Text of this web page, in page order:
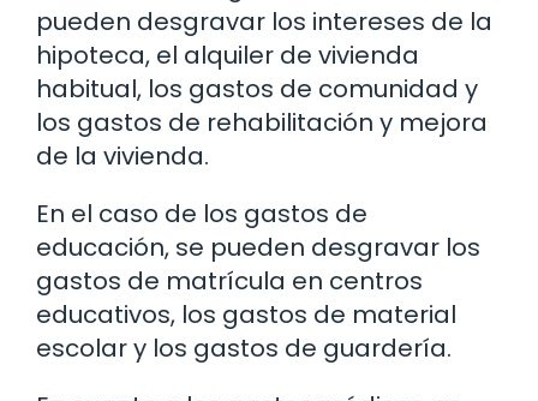
pueden desgravar los intereses de la
hipoteca, el alquiler de vivienda
habitual, los gastos de comunidad y
los gastos de rehabilitación y mejora
de la vivienda.
En el caso de los gastos de
educación, se pueden desgravar los
gastos de matrícula en centros
educativos, los gastos de material
escolar y los gastos de guardería.